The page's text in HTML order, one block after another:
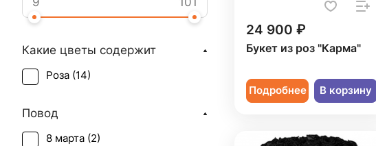
24 900 ₽
Букет из роз "Карма"
Подробнее В корзину
Какие цветы содержит
Роза (14)
Повод
8 марта (2)